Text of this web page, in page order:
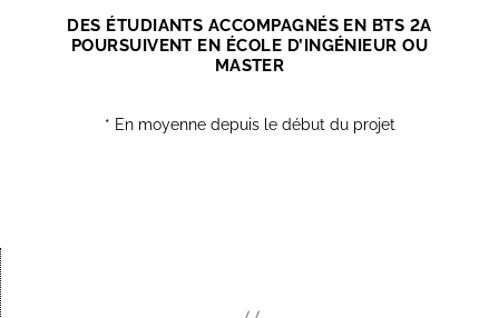
DES ÉTUDIANTS ACCOMPAGNÉS EN BTS 2A
POURSUIVENT EN ÉCOLE D’INGÉNIEUR OU
MASTER
* En moyenne depuis le début du projet